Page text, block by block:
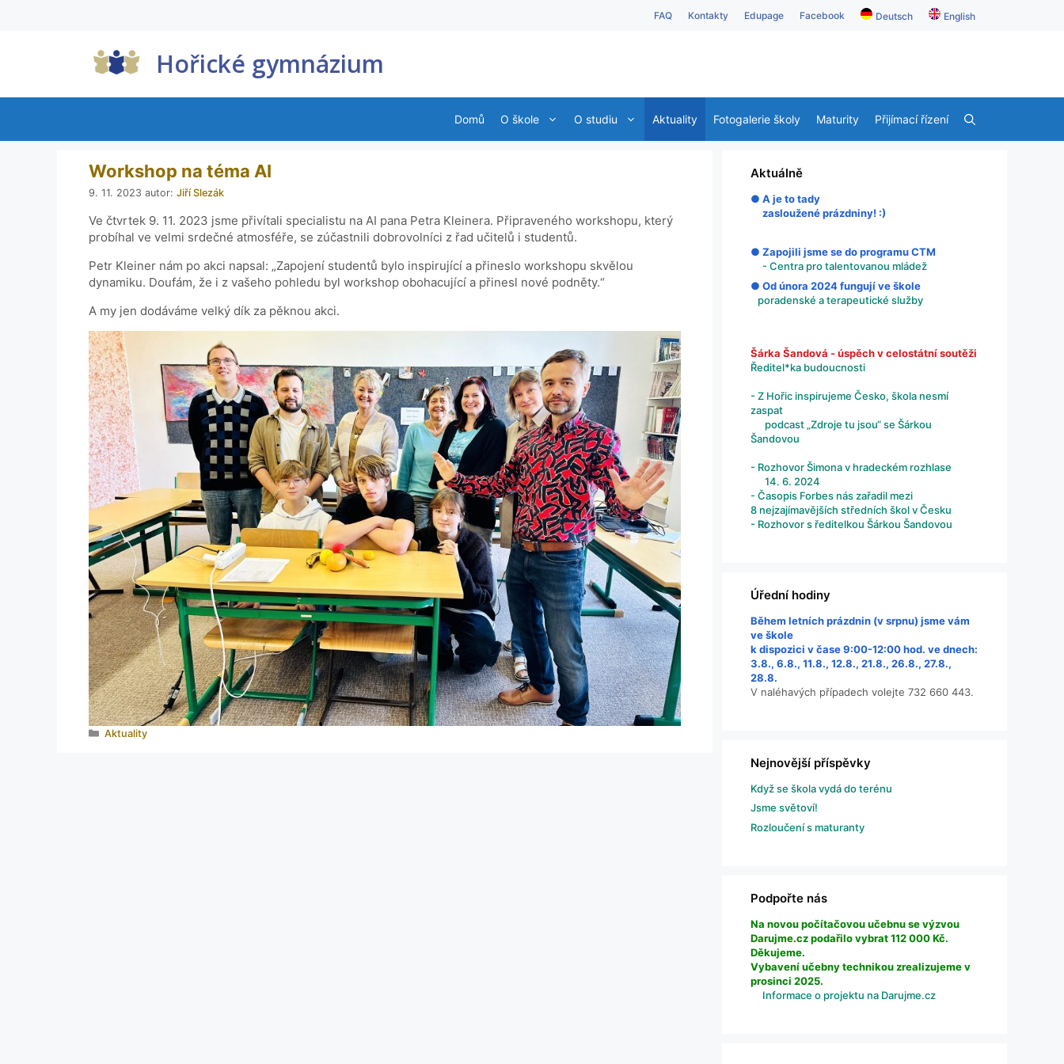
FAQ Kontakty Edupage Facebook Deutsch English
Hořické gymnázium
Domů O škole O studiu Aktuality Fotogalerie školy Maturity Přijímací řízení
Workshop na téma AI
9. 11. 2023 autor: Jiří Slezák
Ve čtvrtek 9. 11. 2023 jsme přivítali specialistu na AI pana Petra Kleinera. Připraveného workshopu, který
probíhal ve velmi srdečné atmosféře, se zúčastnili dobrovolníci z řad učitelů i studentů.
Petr Kleiner nám po akci napsal: „Zapojení studentů bylo inspirující a přineslo workshopu skvělou
dynamiku. Doufám, že i z vašeho pohledu byl workshop obohacující a přinesl nové podněty.“
A my jen dodáváme velký dík za pěknou akci.
Aktuality
Aktuálně
● A je to tady
zasloužené prázdniny! :)
● Zapojili jsme se do programu CTM
- Centra pro talentovanou mládež
● Od února 2024 fungují ve škole
poradenské a terapeutické služby
Šárka Šandová - úspěch v celostátní soutěži
Ředitel*ka budoucnosti
- Z Hořic inspirujeme Česko, škola nesmí
zaspat
podcast „Zdroje tu jsou“ se Šárkou
Šandovou
- Rozhovor Šimona v hradeckém rozhlase
14. 6. 2024
- Časopis Forbes nás zařadil mezi
8 nejzajímavějších středních škol v Česku
- Rozhovor s ředitelkou Šárkou Šandovou
Úřední hodiny
Během letních prázdnin (v srpnu) jsme vám
ve škole
k dispozici v čase 9:00-12:00 hod. ve dnech:
3.8., 6.8., 11.8., 12.8., 21.8., 26.8., 27.8.,
28.8.
V naléhavých případech volejte 732 660 443.
Nejnovější příspěvky
Když se škola vydá do terénu
Jsme světoví!
Rozloučení s maturanty
Podpořte nás
Na novou počítačovou učebnu se výzvou
Darujme.cz podařilo vybrat 112 000 Kč.
Děkujeme.
Vybavení učebny technikou zrealizujeme v
prosinci 2025.
Informace o projektu na Darujme.cz